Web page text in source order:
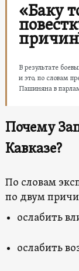
«Баку
В результате
и это, по словам
Пашиняна в
Почему
Кавказе?
По словам
по двум
ослабить
ослабить